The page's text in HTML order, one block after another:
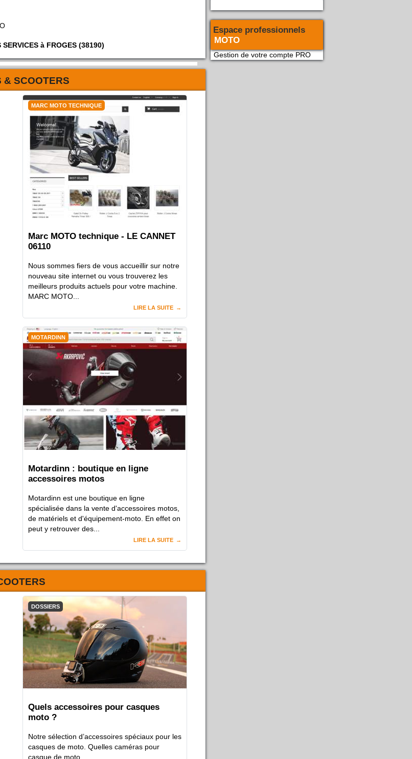
Espace professionnels
MOTO
Gestion de votre compte PRO
à FROGES (38190)
& SCOOTERS
MARC MOTO TECHNIQUE
Marc MOTO technique - LE CANNET
06110
Nous sommes fiers de vous accueillir sur notre
nouveau site internet ou vous trouverez les
meilleurs produits actuels pour votre machine.
MARC MOTO...
LIRE LA SUITE
MOTARDINN
Motardinn : boutique en ligne
accessoires motos
Motardinn est une boutique en ligne
spécialisée dans la vente d'accessoires motos,
de matériels et d'équipement-moto. En effet on
peut y retrouver des...
LIRE LA SUITE
DOSSIERS
Quels accessoires pour casques
moto ?
Notre sélection d’accessoires spéciaux pour les
casques de moto. Quelles caméras pour
casque de moto ..